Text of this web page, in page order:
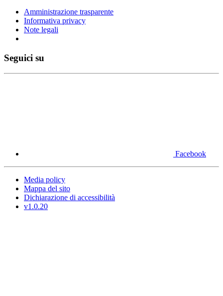
Amministrazione trasparente
Informativa privacy
Note legali
Seguici su
Facebook
Media policy
Mappa del sito
Dichiarazione di accessibilità
v1.0.20